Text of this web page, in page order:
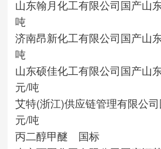
山东翰月化工有限公司国产山
吨
济南昂新化工有限公司国产山
吨
山东硕佳化工有限公司国产山
元/吨
艾特(浙江)供应链管理有限公司
元/吨
丙二醇甲醚 国标